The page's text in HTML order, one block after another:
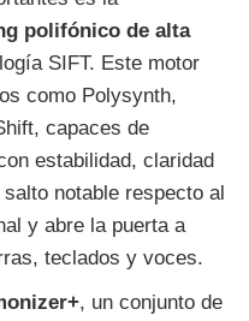
polifónico de alta
SIFT. Este motor
como Polysynth,
capaces de
estabilidad, claridad
notable respecto al
y abre la puerta a
teclados y voces.
, un conjunto de